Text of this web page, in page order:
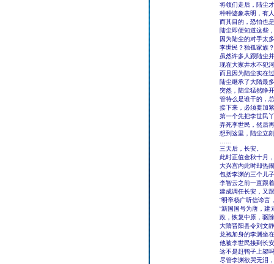
将领们走后，陆尘
种种迹象表明，有
而其目的，恐怕也
陆尘即便知道这些
因为陆尘的对手太
李世民？独孤家族
虽然许多人跟陆尘
现在大家井水不犯
而且因为陆尘实在
陆尘继承了大隋最
突然，陆尘猛然睁
管特么是谁干的，
接下来，必须要加
第一个先把李世民
弄死李世民，然后
想到这里，陆尘立
三天后，长安。
此时正值金秋十月
大兴宫内此时却热
包括李渊的三个儿
李智云之前一直跟
建成调任长安，又
“明帝杨广听信谗言
“新国国号为唐，建
政，恢复中原，驱
大隋晋阳县令刘文
龙袍加身的李渊坐
他被李世民接到长
这不是赶鸭子上架
尽管李渊欲哭无泪